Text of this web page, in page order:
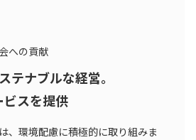
への貢献
テナブルな経営。
スを提供
、環境配慮に積極的に取り組みま